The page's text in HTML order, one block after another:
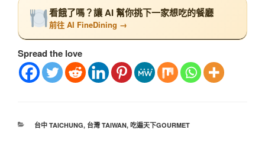
看餓了嗎？讓 AI 幫你挑下一家想吃的餐廳
前往 AI FineDining →
Spread the love
台中 TAICHUNG, 台灣 TAIWAN, 吃遍天下GOURMET